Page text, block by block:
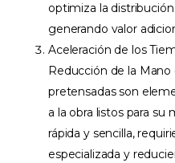
optimiza la
generando valor
Aceleración de los
Reducción de la
pretensadas son
a la obra listos para su
rápida y sencilla,
especializada y